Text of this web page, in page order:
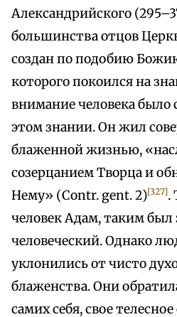
Александрийского
большинства отцов
создан по подобию
которого покоился на
внимание человека было
этом знании. Он жил
блаженной жизнью,
созерцанием Творца и
Нему» (Contr. gent. 2)[327].
человек Адам, таким был
человеческий. Однако
уклонились от чисто
блаженства. Они
самих себя, свое